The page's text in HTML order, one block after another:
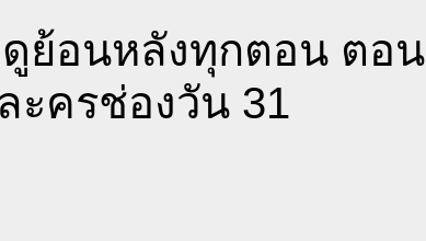
ย้อนหลังทุกตอน ตอน
ะครช่องวัน 31